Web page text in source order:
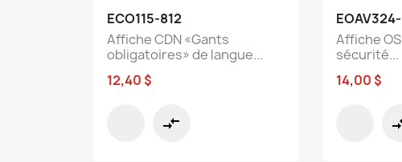
Aperçu rapide
ECO115-812
Affiche CDN «Gants
obligatoires» de langue...
12,40 $
compare_arrows

Affiche
sécurité...
14,00 $